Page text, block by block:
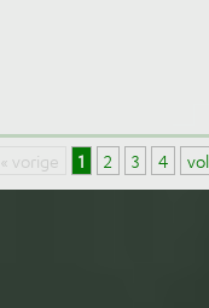
« vorige 1 2 3 4